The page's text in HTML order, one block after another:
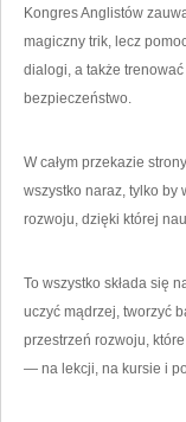
Kongres Anglistów
magiczny trik, lecz
dialogi, a także
bezpieczeństwo.
W całym przekazie
wszystko naraz, tylko by
rozwoju, dzięki której
To wszystko składa się
uczyć mądrzej, tworzyć
przestrzeń rozwoju,
— na lekcji, na kursie i